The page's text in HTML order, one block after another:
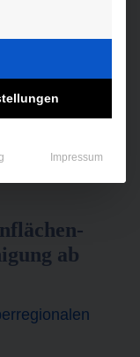
ab
Impressum